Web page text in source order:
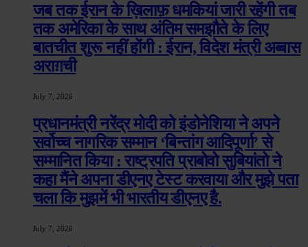
जब तक ईरान के ख़िलाफ़ धमकियां जारी रहेंगी तब
तक अमेरिका के साथ अंतिम समझौते के लिए
बातचीत शुरू नहीं होंगी : ईरान, विदेश मंत्री अब्बास
अराग़ची
July 7, 2026
प्रधानमंत्री नरेंद्र मोदी को इंडोनेशिया ने अपने
सर्वोच्च नागरिक सम्मान ‘बिन्तांग आदिपूर्णा’ से
सम्मानित किया : राष्ट्रपति प्राबोवो सुबियांतो ने
कहा मैंने अपना डीएनए टेस्ट करवाया और मुझे पता
चला कि मुझमें भी भारतीय डीएनए है.
July 7, 2026